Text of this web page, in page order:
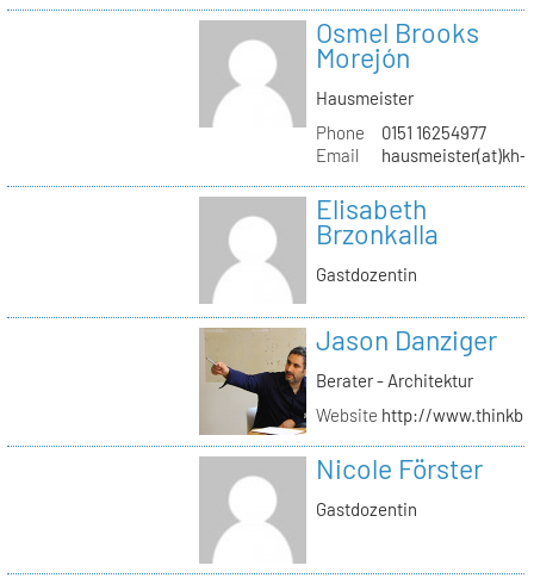
Osmel Brooks
Morejón
Hausmeister
Phone
0151 16254977
Email
hausmeister(at)kh-
Elisabeth
Brzonkalla
Gastdozentin
Jason Danziger
Berater - Architektur
Website http://
Nicole Förster
Gastdozentin